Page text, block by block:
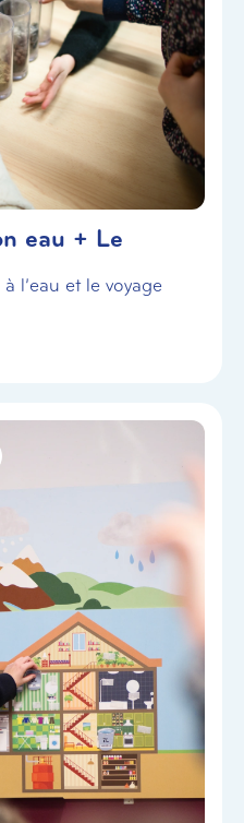
eau + Le
l’eau et le voyage